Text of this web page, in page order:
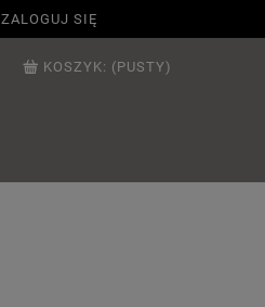
ZALOGUJ SIĘ
KOSZYK: (PUSTY)